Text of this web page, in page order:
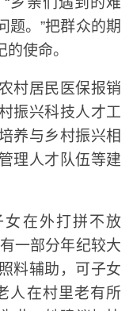
题。”把群众的期
使命。
居民医保报销
振兴科技人才工
养与乡村振兴相
理人才队伍等建
在外打拼不放
一部分年纪较大
料辅助，可子女
人在村里老有所